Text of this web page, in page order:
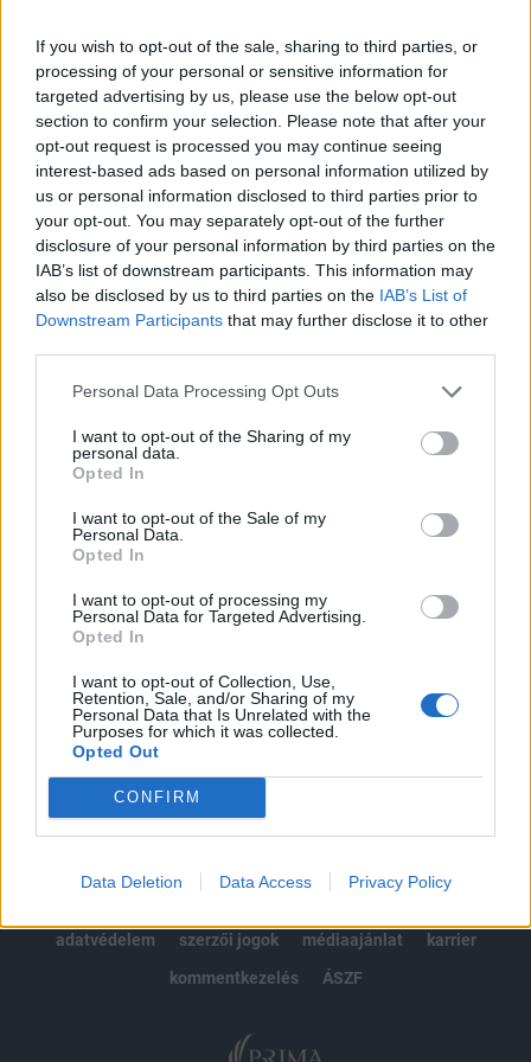
If you wish to opt-out of the sale, sharing to third parties, or
processing of your personal or sensitive information for
targeted advertising by us, please use the below opt-out
section to confirm your selection. Please note that after your
opt-out request is processed you may continue seeing
interest-based ads based on personal information utilized by
us or personal information disclosed to third parties prior to
your opt-out. You may separately opt-out of the further
disclosure of your personal information by third parties on the
IAB’s list of downstream participants. This information may
also be disclosed by us to third parties on the IAB’s List of
Downstream Participants that may further disclose it to other
Personal Data Processing Opt Outs
I want to opt-out of the Sharing of my
personal data.
Opted In
I want to opt-out of the Sale of my
Personal Data.
Opted In
I want to opt-out of processing my
Personal Data for Targeted Advertising.
Opted In
I want to opt-out of Collection, Use,
Retention, Sale, and/or Sharing of my
Personal Data that Is Unrelated with the
Purposes for which it was collected.
Opted Out
CONFIRM
Data Deletion Data Access Privacy Policy
én jön a Nyugat-magyarországi Economic Forum, ami
magas szintű szakmai párbeszédet és értékes üzleti
kapcsolatokat kínál a régiós növekedés érdekében.
Részletek a linken.Információ és jelentkezésA listaKedd
délután felkerült a parlament honlapjára "Az egyes
adótörvények és más kapcsolódó törvények
módosításáról"...
KEDVES OLVASÓNK!
regisztrációhoz kötött.
Az előfizetés a következőket tartalmazza:
Portfolio.hu teljes cikkarchívum
kötéslistái
Előfizetés
MÁR ELŐFIZETŐNK VAGY?BEJELENTKEZÉS
adatvédelem
szerzői jogok médiaajánlat
karrier
kommentkezelés
ÁSZF